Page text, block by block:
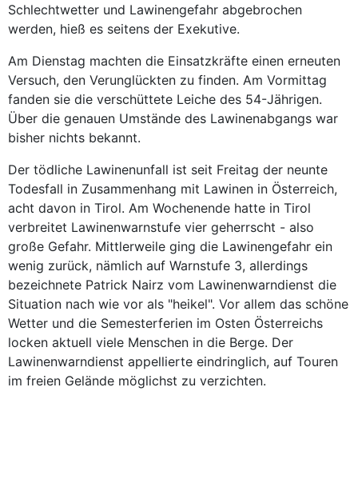
Schlechtwetter und Lawinengefahr abgebrochen
werden, hieß es seitens der Exekutive.
Am Dienstag machten die Einsatzkräfte einen erneuten
Versuch, den Verunglückten zu finden. Am Vormittag
fanden sie die verschüttete Leiche des 54-Jährigen.
Über die genauen Umstände des Lawinenabgangs war
bisher nichts bekannt.
Der tödliche Lawinenunfall ist seit Freitag der neunte
Todesfall in Zusammenhang mit Lawinen in Österreich,
acht davon in Tirol. Am Wochenende hatte in Tirol
verbreitet Lawinenwarnstufe vier geherrscht - also
große Gefahr. Mittlerweile ging die Lawinengefahr ein
wenig zurück, nämlich auf Warnstufe 3, allerdings
bezeichnete Patrick Nairz vom Lawinenwarndienst die
Situation nach wie vor als "heikel". Vor allem das schöne
Wetter und die Semesterferien im Osten Österreichs
locken aktuell viele Menschen in die Berge. Der
Lawinenwarndienst appellierte eindringlich, auf Touren
im freien Gelände möglichst zu verzichten.